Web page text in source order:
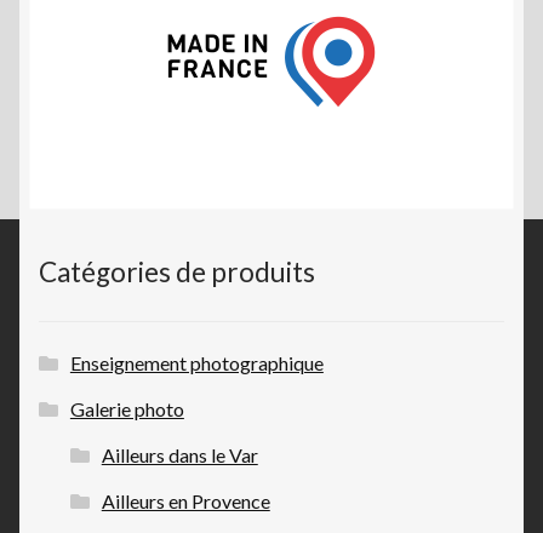
Catégories de produits
Enseignement photographique
Galerie photo
Ailleurs dans le Var
Ailleurs en Provence